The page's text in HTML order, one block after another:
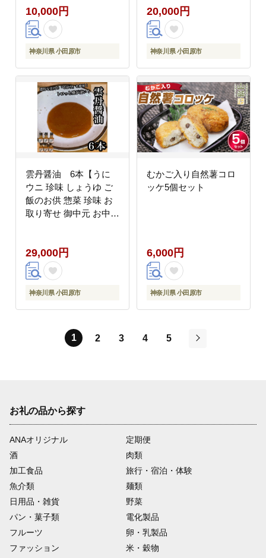
【神奈川県小田原市早
川】
10,000円
神奈川県 小田原市
【神奈川県小田原市早
川】
20,000円
神奈川県 小田原市
雲丹醤油 6本【うに
ウニ 珍味 しょうゆ ご
飯のお供 惣菜 珍味 お
取り寄せ 御中元 お中元
【神奈川県小田原市早
川】
29,000円
神奈川県 小田原市
むかご入り自然薯コロ
ッケ5個セット
6,000円
神奈川県 小田原市
1 2 3 4
5
お礼の品から探す
ANAオリジナル
定期便
酒
肉類
加工食品
旅行・宿泊・体験
魚介類
麺類
日用品・雑貨
野菜
パン・菓子類
電化製品
フルーツ
卵・乳製品
ファッション
米・穀物